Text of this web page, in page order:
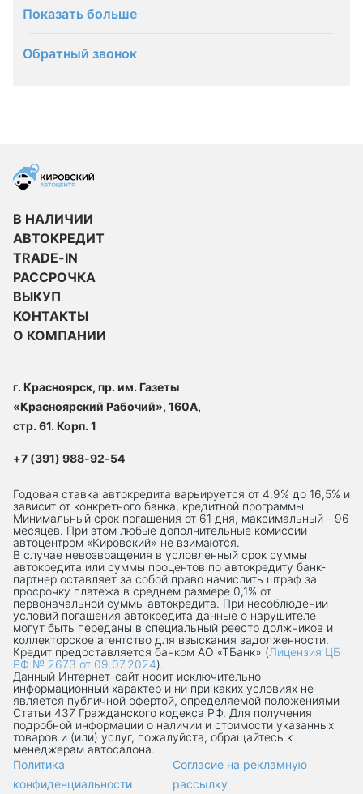
Показать больше
Обратный звонок
В НАЛИЧИИ
АВТОКРЕДИТ
TRADE-IN
РАССРОЧКА
ВЫКУП
КОНТАКТЫ
О КОМПАНИИ
г. Красноярск, пр. им. Газеты
«Красноярский Рабочий», 160А,
стр. 61. Корп. 1
+7 (391) 988-92-54
Годовая ставка автокредита варьируется от 4.9% до 16,5% и
зависит от конкретного банка, кредитной программы.
Минимальный срок погашения от 61 дня, максимальный - 96
месяцев. При этом любые дополнительные комиссии
автоцентром «Кировский» не взимаются.
В случае невозвращения в условленный срок суммы
автокредита или суммы процентов по автокредиту банк-
партнер оставляет за собой право начислить штраф за
просрочку платежа в среднем размере 0,1% от
первоначальной суммы автокредита. При несоблюдении
условий погашения автокредита данные о нарушителе
могут быть переданы в специальный реестр должников и
коллекторское агентство для взыскания задолженности.
Кредит предоставляется банком АО «ТБанк» (Лицензия ЦБ
РФ № 2673 от 09.07.2024).
Данный Интернет-сaйт носит исключительно
информационный характер и ни при каких условиях не
является публичной офертой, определяемой положениями
Статьи 437 Гражданского кодекса РФ. Для получения
подробной информации о наличии и стоимости указанных
товаров и (или) услуг, пожалуйста, обращайтесь к
менеджерам автосалона.
Политика
конфиденциальности
Согласие на рекламную
рассылку